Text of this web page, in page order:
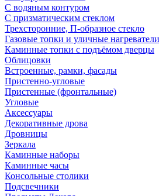
С водяным контуром
С призматическим стеклом
Трехсторонние, П-образное стекло
Газовые топки и уличные нагреватели
Каминные топки с подъёмом дверцы
Облицовки
Встроенные, рамки, фасады
Пристенно-угловые
Пристенные (фронтальные)
Угловые
Аксессуары
Декоративные дрова
Дровницы
Зеркала
Каминные наборы
Каминные часы
Консольные столики
Подсвечники